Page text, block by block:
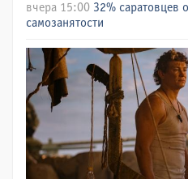
вчера 15:00 32% саратовцев
самозанятости